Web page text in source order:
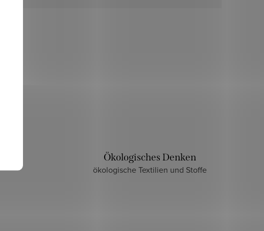
Ökologisches Denken
ökologische Textilien und Stoffe